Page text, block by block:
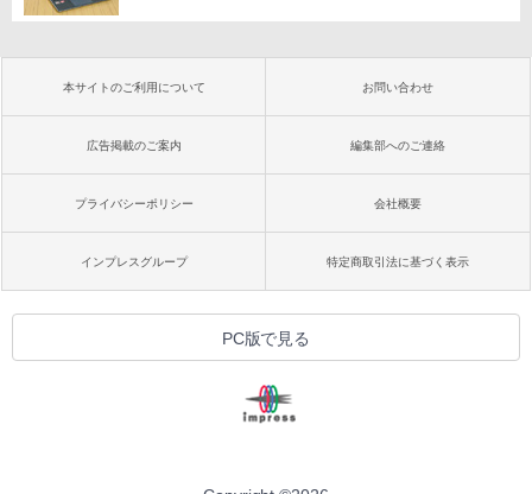
本サイトのご利用について お問い合わせ
広告掲載のご案内 編集部へのご連絡
プライバシーポリシー 会社概要
インプレスグループ 特定商取引法に基づく表示
PC版で見る